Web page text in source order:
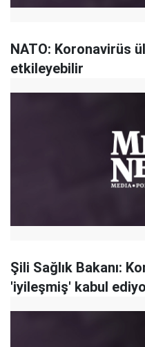
NATO: Koronavirüs
etkileyebilir
Şili Sağlık Bakanı:
'iyileşmiş' kabul